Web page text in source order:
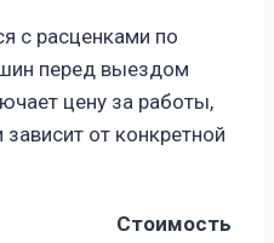
с расценками по
перед выездом
цену за работы,
от конкретной
Стоимость